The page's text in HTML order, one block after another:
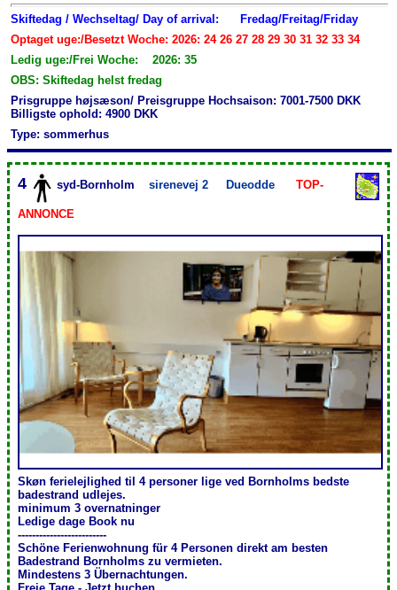
Skiftedag / Wechseltag/ Day of arrival:
Fredag/Freitag/Friday
Optaget uge:/Besetzt Woche: 2026: 24 26 27 28 29 30 31 32 33 34
Ledig uge:/Frei Woche: 2026: 35
OBS: Skiftedag helst fredag
Prisgruppe højsæson/ Preisgruppe Hochsaison: 7001-7500 DKK
Billigste ophold: 4900 DKK
Type: sommerhus
4 syd-Bornholm sirenevej 2 Dueodde TOP-
ANNONCE
Skøn ferielejlighed til 4 personer lige ved Bornholms bedste
badestrand udlejes.
minimum 3 overnatninger
Ledige dage Book nu
-------------------------
Schöne Ferienwohnung für 4 Personen direkt am besten
Badestrand Bornholms zu vermieten.
Mindestens 3 Übernachtungen .